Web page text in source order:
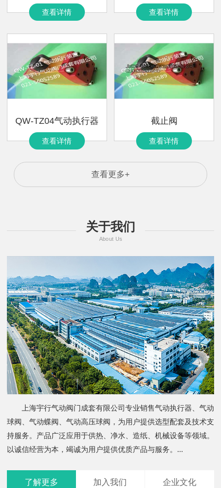
查看详情 查看详情
QW-TZ04气动执行器
查看详情
截止阀
查看详情
查看更多+
关于我们
About Us
上海宇行气动阀门成套有限公司专业销售气动执行器、气动
球阀、气动蝶阀、气动高压球阀，为用户提供选型配套及技术支
持服务。产品广泛应用于供热、净水、造纸、机械设备等领域。
以诚信经营为本，竭诚为用户提供优质产品与服务。...
了解更多 加入我们 企业文化